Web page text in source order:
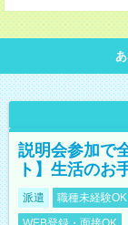
説明会参加で
ト】生活のお
派遣 職種未経験OK